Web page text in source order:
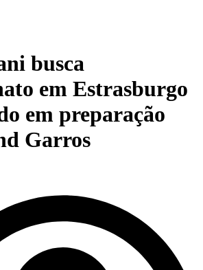
busca
em Estrasburgo
em preparação
Garros